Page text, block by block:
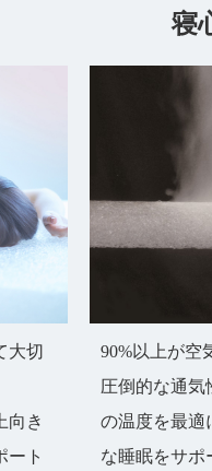
大切
向き
ート
寝
90%以上が空
圧倒的な通気
の温度を最適
な睡眠をサポ